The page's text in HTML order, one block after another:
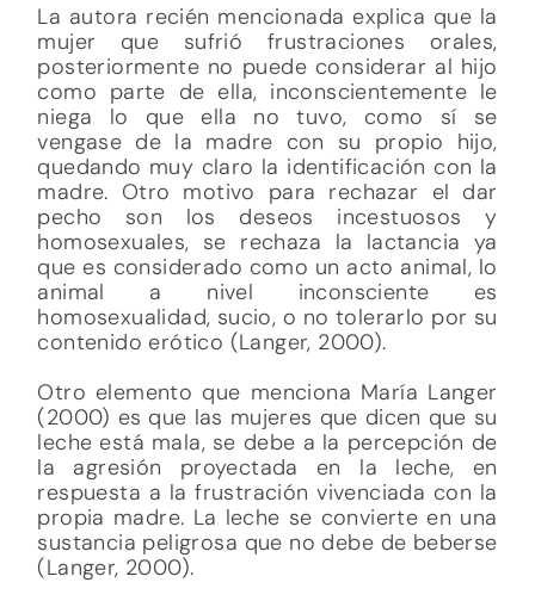
La autora recién mencionada explica que la
mujer que sufrió frustraciones orales,
posteriormente no puede considerar al hijo
como parte de ella, inconscientemente le
niega lo que ella no tuvo, como sí se
vengase de la madre con su propio hijo,
quedando muy claro la identificación con la
madre. Otro motivo para rechazar el dar
pecho son los deseos incestuosos y
homosexuales, se rechaza la lactancia ya
que es considerado como un acto animal, lo
animal a nivel inconsciente es
homosexualidad, sucio, o no tolerarlo por su
contenido erótico (Langer, 2000).
Otro elemento que menciona María Langer
(2000) es que las mujeres que dicen que su
leche está mala, se debe a la percepción de
la agresión proyectada en la leche, en
respuesta a la frustración vivenciada con la
propia madre. La leche se convierte en una
sustancia peligrosa que no debe de beberse
(Langer, 2000).